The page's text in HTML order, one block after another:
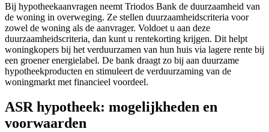
Bij hypotheekaanvragen neemt Triodos Bank de duurzaamheid van
de woning in overweging. Ze stellen duurzaamheidscriteria voor
zowel de woning als de aanvrager. Voldoet u aan deze
duurzaamheidscriteria, dan kunt u rentekorting krijgen. Dit helpt
woningkopers bij het verduurzamen van hun huis via lagere rente bij
een groener energielabel. De bank draagt zo bij aan duurzame
hypotheekproducten en stimuleert de verduurzaming van de
woningmarkt met financieel voordeel.
ASR hypotheek: mogelijkheden en
voorwaarden